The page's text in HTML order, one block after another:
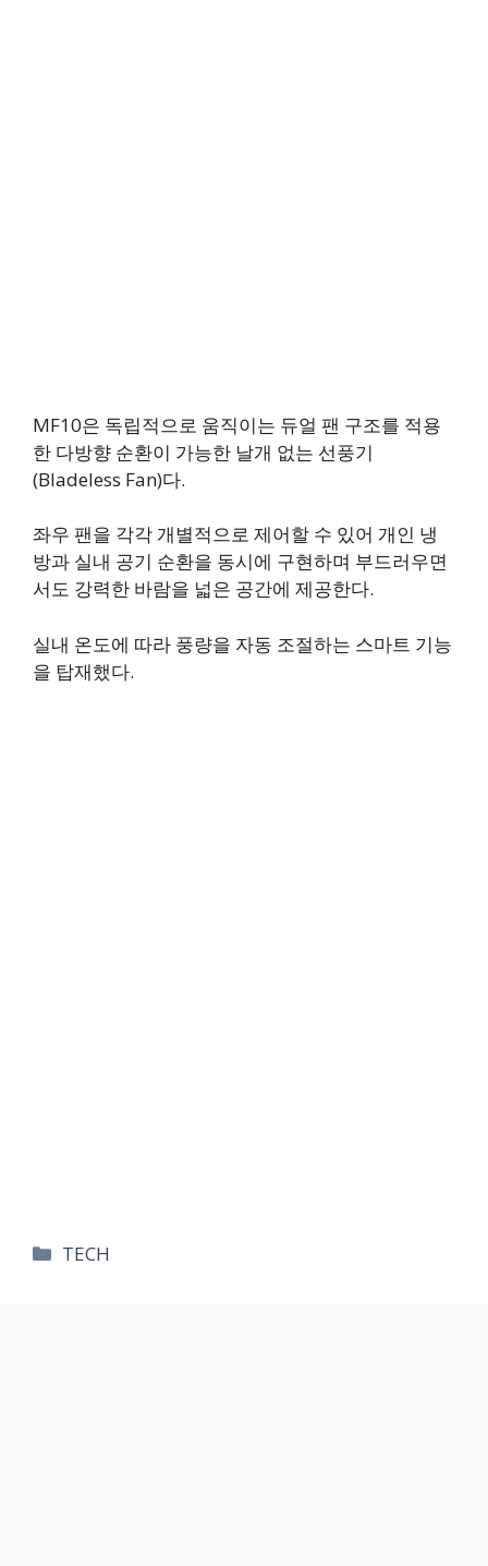
MF10은 독립적으로 움직이는 듀얼 팬 구조를 적용
한 다방향 순환이 가능한 날개 없는 선풍기
(Bladeless Fan)다.
좌우 팬을 각각 개별적으로 제어할 수 있어 개인 냉
방과 실내 공기 순환을 동시에 구현하며 부드러우면
서도 강력한 바람을 넓은 공간에 제공한다.
실내 온도에 따라 풍량을 자동 조절하는 스마트 기능
을 탑재했다.
카
TECH